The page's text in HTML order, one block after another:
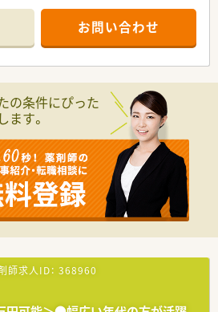
について】
徒歩2分の場所に位置しており、通勤の負
セスも非常に便利です。
の処方箋を1日あたり約60枚応需してお
2名の体制で協力して日々の業務を行って
した温かい雰囲気の店舗です。
心に約10店舗の調剤薬局をドミナント展
た医療サービスを提供しています。
とで働きやすい環境づくりが進められて
て就業されている方が多いです。
面を乗り越えるため、周囲の方々と協力し
定取得を会社で目指しています。
方には社用ETCカードの支給を行い、交通
めの手厚い補助を行っています。
ン代についても社用ガソリンカードを利
車通勤の方を強力にサポートします。
お問い合わせ
の条件にぴった
ます。
師求人ID： 368960